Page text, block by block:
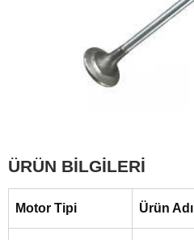
ÜRÜN BİLGİLERİ
Motor Tipi Ürün Adı